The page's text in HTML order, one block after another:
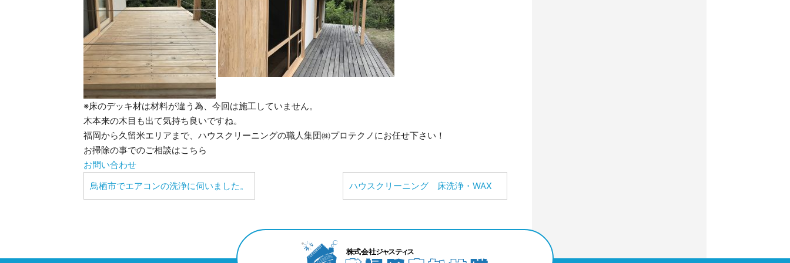
※床のデッキ材は材料が違う為、今回は施工していません。
木本来の木目も出て気持ち良いですね。
福岡から久留米エリアまで、ハウスクリーニングの職人集団㈱プロテクノにお任せ下さい！
お掃除の事でのご相談はこちら
お問い合わせ
鳥栖市でエアコンの洗浄に伺いました。
ハウスクリーニング 床洗浄・WAX